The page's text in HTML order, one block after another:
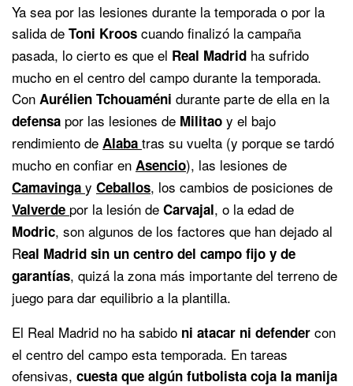
Ya sea por las lesiones durante la temporada o por la
salida de Toni Kroos cuando finalizó la campaña
pasada, lo cierto es que el Real Madrid ha sufrido
mucho en el centro del campo durante la temporada.
Con Aurélien Tchouaméni durante parte de ella en la
defensa por las lesiones de Militao y el bajo
rendimiento de Alaba tras su vuelta (y porque se tardó
mucho en confiar en Asencio), las lesiones de
Camavinga y Ceballos, los cambios de posiciones de
Valverde por la lesión de Carvajal, o la edad de
Modric, son algunos de los factores que han dejado al
Real Madrid sin un centro del campo fijo y de
garantías, quizá la zona más importante del terreno de
juego para dar equilibrio a la plantilla.
El Real Madrid no ha sabido ni atacar ni defender con
el centro del campo esta temporada. En tareas
ofensivas, cuesta que algún futbolista coja la manija